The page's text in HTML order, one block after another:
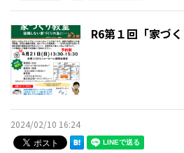
スタッフブログ R6第１回「家づ
2024/02/10 16:24